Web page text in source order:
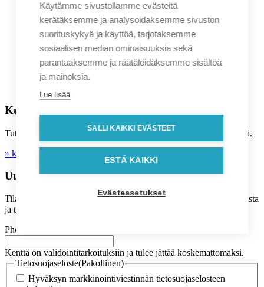
Liikelahjavalikoima
Kuvastot
Ajankohtaista
Sopimusasiakkuus
Asiakastarinat
Blogi
Kuluttajille
Tutustu myös B2C kuluttaja-kauppaamme, josta voit tehdä löytöjä.
» kolibri-shop.fi
Uutiskirje
Tilaa kuukausittaiset uutiskirjeet sähköpostiisi, saat tietoa tarjouksista
ja tuoteuutuuksista.
Phone
Kenttä on validointitarkoituksiin ja tulee jättää koskemattomaksi.
Tietosuojaseloste(Pakollinen)
Hyväksyn markkinointiviestinnän tietosuojaselosteen
Käytämme sivustollamme evästeitä
kerätäksemme ja analysoidaksemme sivuston
suorituskykyä ja käyttöä, tarjotaksemme
sosiaalisen median ominaisuuksia sekä
parantaaksemme ja räätälöidäksemme sisältöä
ja mainoksia.
Lue lisää
SALLI KAIKKI EVÄSTEET
ESTÄ KAIKKI
Evästeasetukset